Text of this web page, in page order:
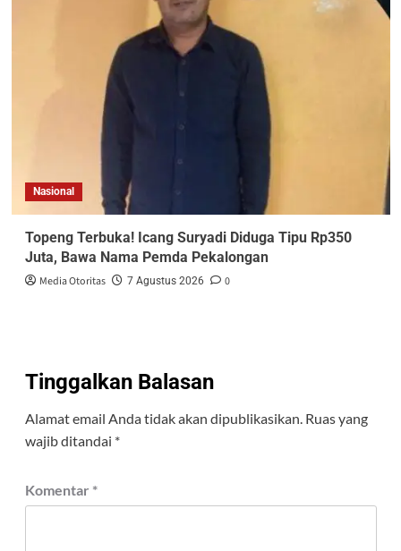
Nasional
Topeng Terbuka! Icang Suryadi Diduga Tipu Rp350
Juta, Bawa Nama Pemda Pekalongan
Media Otoritas 7 Agustus 2026 0
Tinggalkan Balasan
Alamat email Anda tidak akan dipublikasikan. Ruas yang
wajib ditandai *
Komentar *